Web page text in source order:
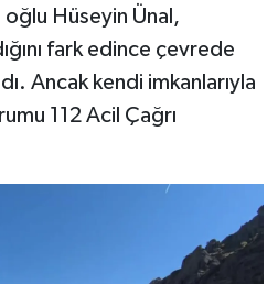
Hüseyin Ünal,
fark edince çevrede
Ancak kendi imkanlarıyla
112 Acil Çağrı